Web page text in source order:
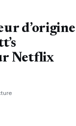
d’origine
Netflix